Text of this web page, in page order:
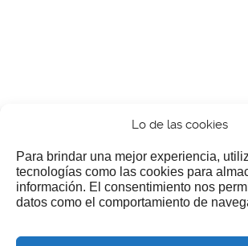
Lo de las cookies
Para brindar una mejor experiencia,
tecnologías como las cookies para
información. El consentimiento nos
datos como el comportamiento de
¿Nos invitas a un cafecillo?
Si te gusta nuestra web puedes echar